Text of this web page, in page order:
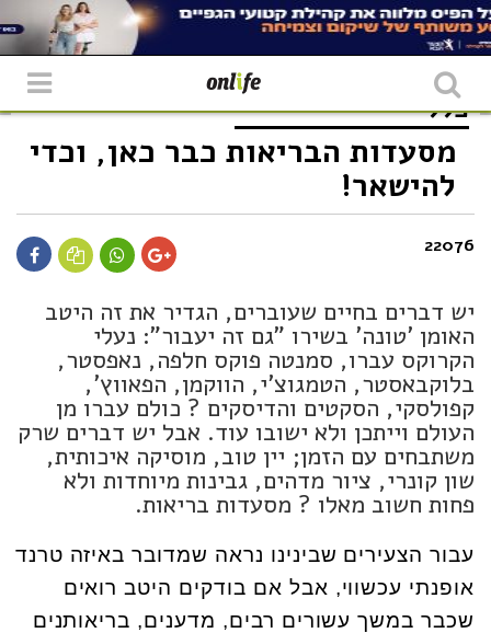
כללי
מסעדות הבריאות כבר כאן, וכדי
להישאר!
22076
יש דברים בחיים שעוברים, הגדיר את זה היטב
האומן 'טונה' בשירו "גם זה יעבור": נעלי
הקרוקס עברו, סמנטה פוקס חלפה, נאפסטר,
בלוקבאסטר, הטמגוצ'י, הווקמן, הפאווץ',
קפולסקי, הסקטים והדיסקים ? כולם עברו מן
העולם וייתכן ולא ישובו עוד. אבל יש דברים שרק
משתבחים עם הזמן; יין טוב, מוסיקה איכותית,
שון קונרי, ציור מדהים, גבינות מיוחדות ולא
פחות חשוב מאלו ? מסעדות בריאות.
עבור הצעירים שבינינו נראה שמדובר באיזה טרנד
אופנתי עכשווי, אבל אם בודקים היטב רואים
שכבר במשך עשורים רבים, מדענים, בריאותנים